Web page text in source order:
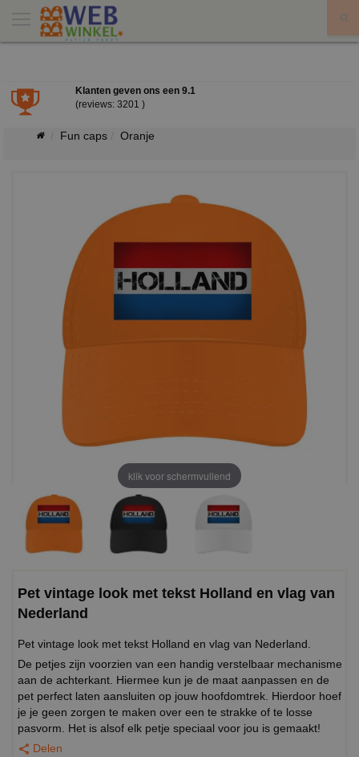
Klanten geven ons een 9.1
(reviews: 3201 )
Fun caps Oranje
klik voor schermvullend
Pet vintage look met tekst Holland en vlag van
Nederland
Pet vintage look met tekst Holland en vlag van Nederland.
De petjes zijn voorzien van een handig verstelbaar mechanisme
aan de achterkant. Hiermee kun je de maat aanpassen en de
pet perfect laten aansluiten op jouw hoofdomtrek. Hierdoor hoef
je je geen zorgen te maken over een te strakke of te losse
pasvorm. Het is alsof elk petje speciaal voor jou is gemaakt!
Delen